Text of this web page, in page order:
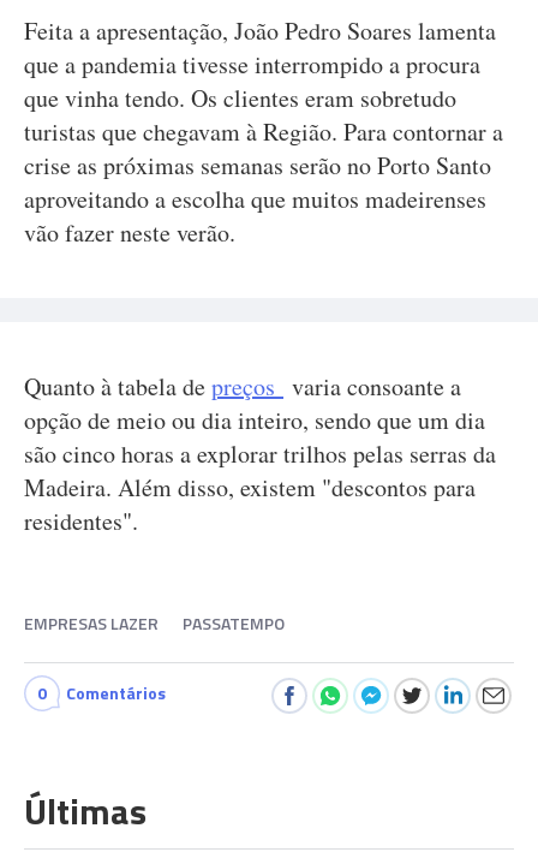
Feita a apresentação, João Pedro Soares lamenta
que a pandemia tivesse interrompido a procura
que vinha tendo. Os clientes eram sobretudo
turistas que chegavam à Região. Para contornar a
crise as próximas semanas serão no Porto Santo
aproveitando a escolha que muitos madeirenses
vão fazer neste verão.
Quanto à tabela depreços varia consoante a
opção de meio ou dia inteiro, sendo que um dia
são cinco horas a explorar trilhos pelas serras da
Madeira. Além disso, existem "descontos para
residentes".
EMPRESAS LAZER PASSATEMPO
0 Comentários
Últimas